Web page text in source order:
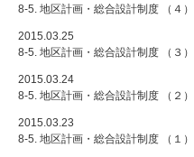
8-5. 地区計画・総合設計制度 （４）
2015.03.25
8-5. 地区計画・総合設計制度 （３）
2015.03.24
8-5. 地区計画・総合設計制度 （２）
2015.03.23
8-5. 地区計画・総合設計制度 （１）